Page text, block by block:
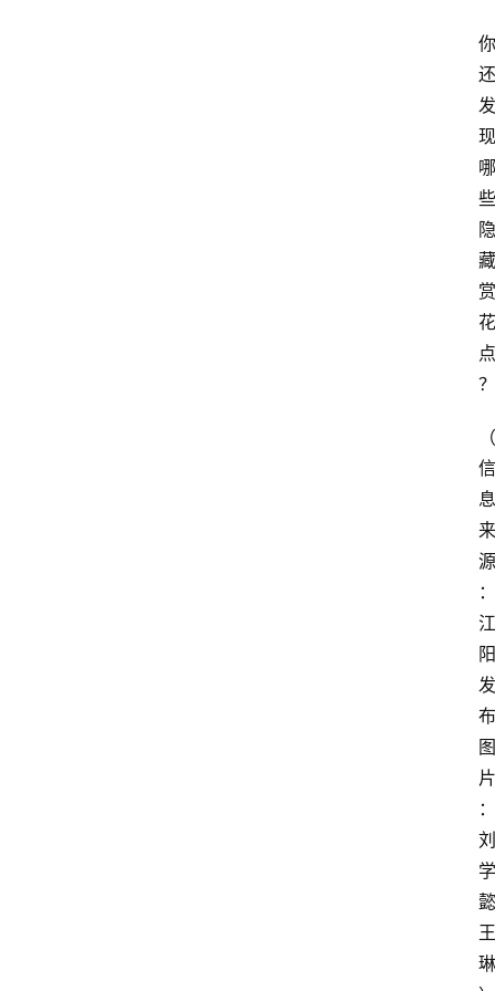
你
还
发
现
哪
些
隐
藏
赏
花
点
？
（
信
息
来
源
：
江
阳
发
布
图
片
：
刘
学
懿
王
琳